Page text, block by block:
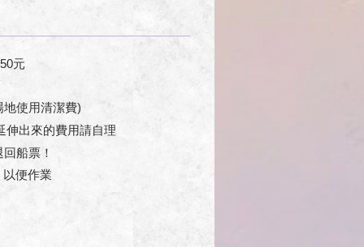
元
使用清潔費)
伸出來的費用請自理
船票！
便作業